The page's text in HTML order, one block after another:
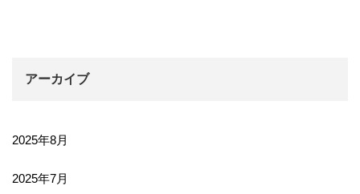
アーカイブ
2025年8月
2025年7月